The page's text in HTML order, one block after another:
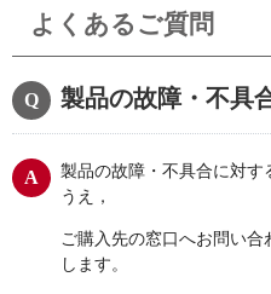
よくあるご質問
製品の故障・不具
製品の故障・不具合に対
うえ，
ご購入先の窓口へお問い
します。